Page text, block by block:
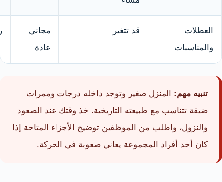
العطلات
والمناسبات
قد تتغير
مجاني
عادة
تنبيه مهم: المنزل صغير وتوجد داخله درجات وممرات
ضيقة تتناسب مع طبيعته التاريخية. خذ وقتك عند الصعود
والنزول، واطلب من الموظفين توضيح الأجزاء المتاحة إذا
كان أحد أفراد المجموعة يعاني صعوبة في الحركة.